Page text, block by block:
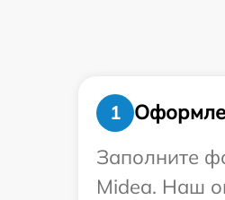
1
Заполните
Midea. Наш